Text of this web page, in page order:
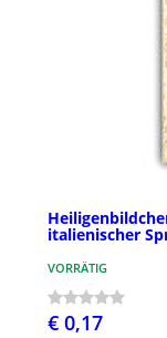
italienischer
VORRÄTIG
€ 0,17